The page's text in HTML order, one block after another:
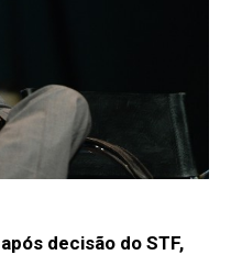
decisão do STF,